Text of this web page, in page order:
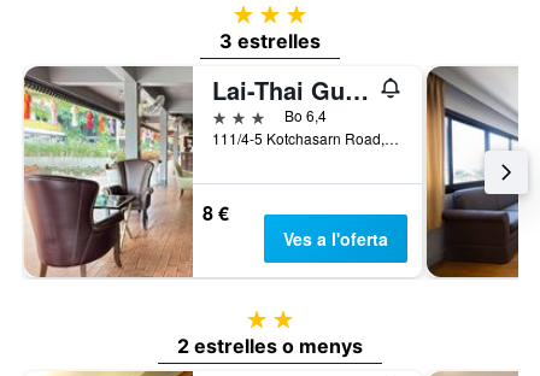
3 estrelles
3 estrelles
Lai-Thai Guest House
3 estrellesBo 6,4
111/4-5 Kotchasarn Road, Chiang Mai, Tailàndia
8 €
Ves a l'oferta
2 estrelles
2 estrelles o menys